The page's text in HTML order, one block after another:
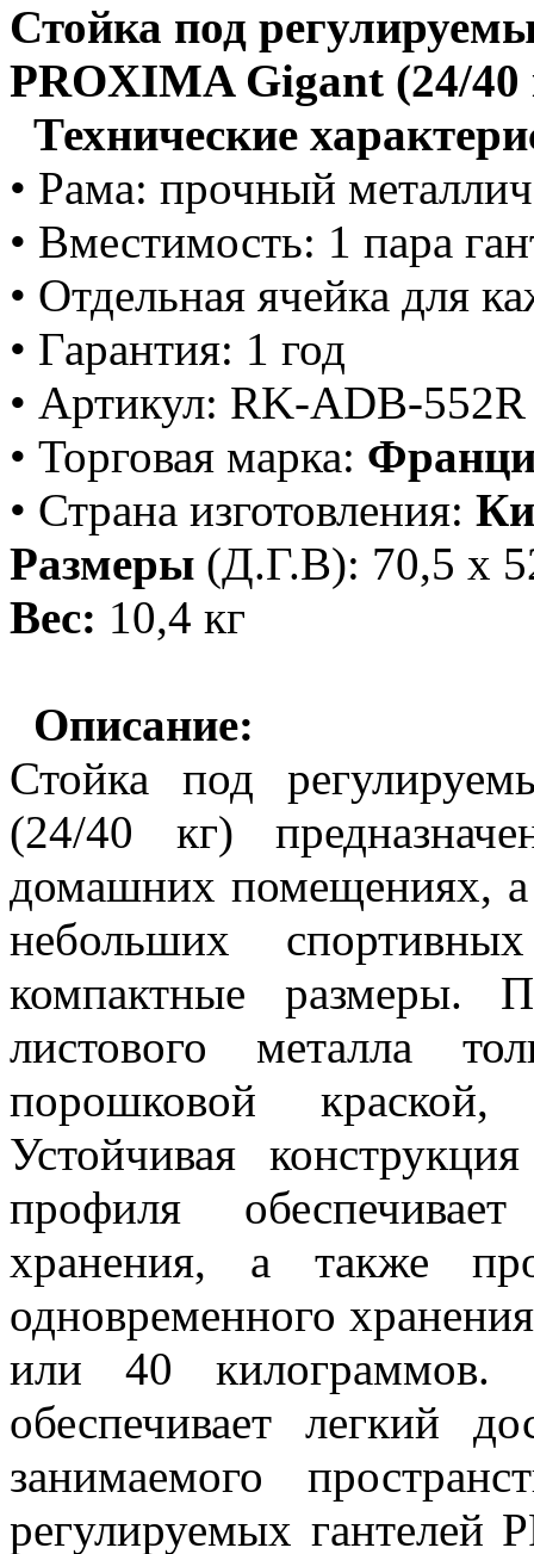
Стойка под
PROXIMA Gigant (24/40
Технические
• Рама: прочный
• Вместимость: 1 пара
• Отдельная ячейка для
• Гарантия: 1 год
• Артикул: RK-ADB-552R
• Торговая марка:
• Страна изготовления:
Размеры (Д.Г.В): 70,5 х
Вес: 10,4 кг
Описание:
Стойка под
(24/40 кг)
домашних помещениях,
небольших
компактные размеры.
листового металла
порошковой
Устойчивая
профиля
хранения, а также
одновременного
или 40 килограммов.
обеспечивает легкий
занимаемого
регулируемых